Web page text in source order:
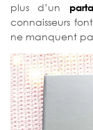
plus d’un
connaisseurs
ne manquent